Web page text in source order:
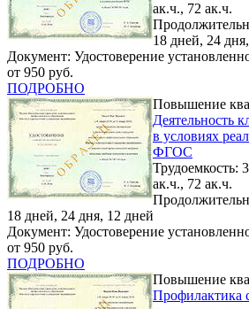
ак.ч., 72 ак.ч.
18 дней, 24
Документ: Удостоверение
от 950 руб.
ПОДРОБНО
Повышение
Деятельность
в условиях
ФГОС
Трудоемкость:
ак.ч., 72 ак.ч.
18 дней, 24 дня, 12 дней
Документ: Удостоверение
от 950 руб.
ПОДРОБНО
Повышение
Профилактика